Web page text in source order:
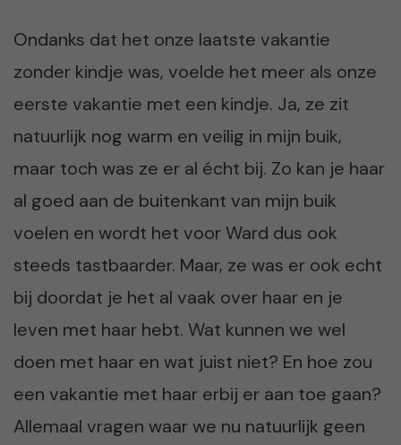
Ondanks dat het onze laatste vakantie
zonder kindje was, voelde het meer als onze
eerste vakantie met een kindje. Ja, ze zit
natuurlijk nog warm en veilig in mijn buik,
maar toch was ze er al écht bij. Zo kan je haar
al goed aan de buitenkant van mijn buik
voelen en wordt het voor Ward dus ook
steeds tastbaarder. Maar, ze was er ook echt
bij doordat je het al vaak over haar en je
leven met haar hebt. Wat kunnen we wel
doen met haar en wat juist niet? En hoe zou
een vakantie met haar erbij er aan toe gaan?
Allemaal vragen waar we nu natuurlijk geen